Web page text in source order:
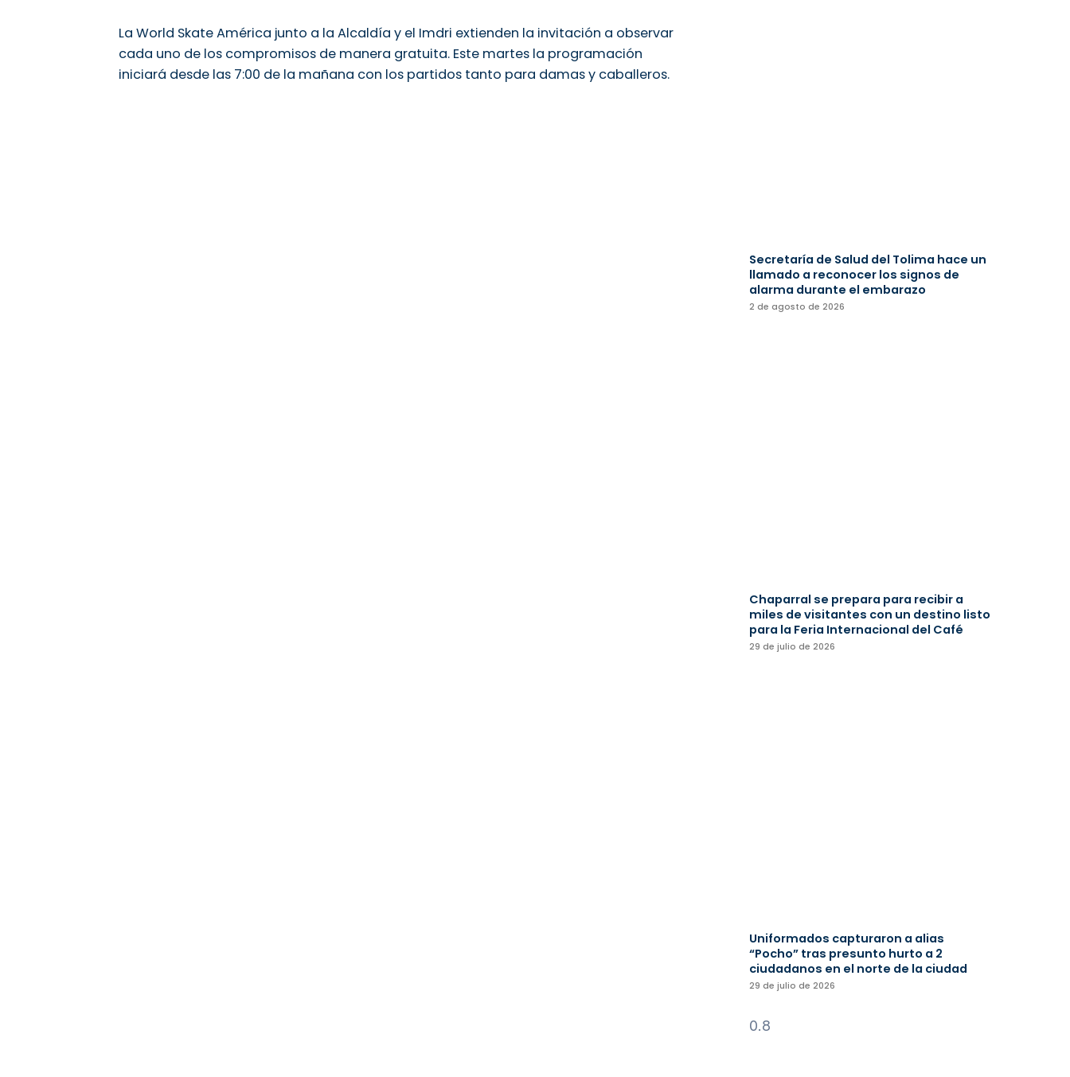
La World Skate América junto a la Alcaldía y el Imdri extienden la invitación a observar
cada uno de los compromisos de manera gratuita. Este martes la programación
iniciará desde las 7:00 de la mañana con los partidos tanto para damas y caballeros.
Secretaría de Salud del Tolima hace un
llamado a reconocer los signos de
alarma durante el embarazo
2 de agosto de 2026
Chaparral se prepara para recibir a
miles de visitantes con un destino listo
para la Feria Internacional del Café
29 de julio de 2026
Uniformados capturaron a alias
“Pocho” tras presunto hurto a 2
ciudadanos en el norte de la ciudad
29 de julio de 2026